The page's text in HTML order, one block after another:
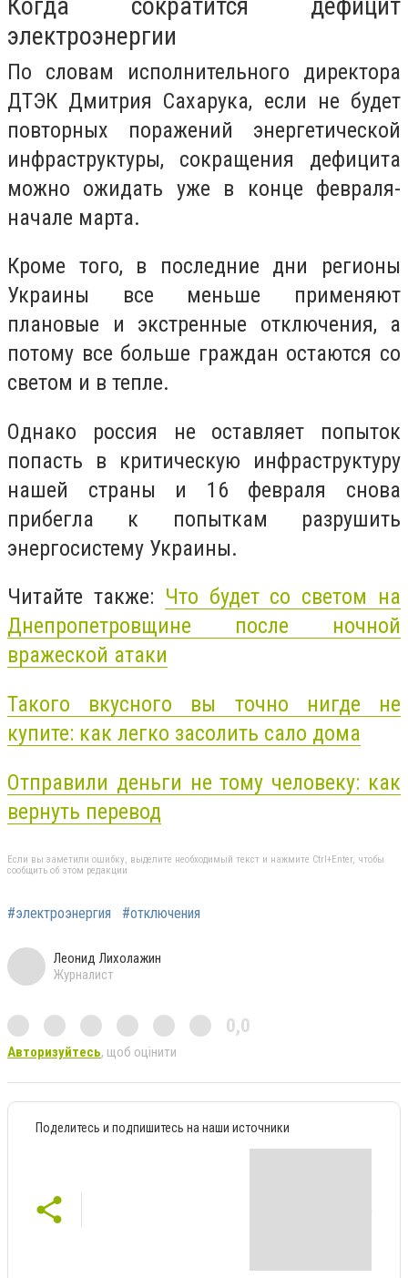
электроэнергии
По словам исполнительного директора
ДТЭК Дмитрия Сахарука, если не будет
повторных поражений энергетической
инфраструктуры, сокращения дефицита
можно ожидать уже в конце февраля-
начале марта.
Кроме того, в последние дни регионы
Украины все меньше применяют
плановые и экстренные отключения, а
потому все больше граждан остаются со
светом и в тепле.
Однако россия не оставляет попыток
попасть в критическую инфраструктуру
нашей страны и 16 февраля снова
прибегла к попыткам разрушить
энергосистему Украины.
Читайте также: Что будет со светом на
Днепропетровщине после ночной
вражеской атаки
Такого вкусного вы точно нигде не
купите: как легко засолить сало дома
Отправили деньги не тому человеку: как
вернуть перевод
Если вы заметили ошибку, выделите необходимый текст и нажмите Ctrl+Enter, чтобы
сообщить об этом редакции
#электроэнергия #отключения
Леонид Лихолажин
Журналист
0,0
Авторизуйтесь, щоб оцінити
Поделитесь и подпишитесь на наши источники